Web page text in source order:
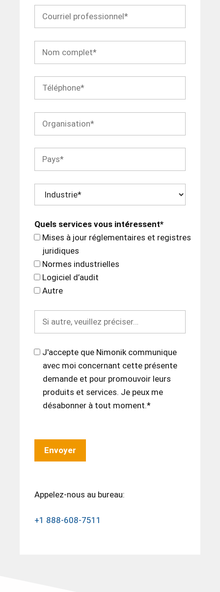
Quels services vous intéressent*
Mises à jour réglementaires et registres
juridiques
Normes industrielles
Logiciel d’audit
Autre
J'accepte que Nimonik communique
avec moi concernant cette présente
demande et pour promouvoir leurs
produits et services. Je peux me
désabonner à tout moment.*
Appelez-nous au bureau:
+1 888-608-7511